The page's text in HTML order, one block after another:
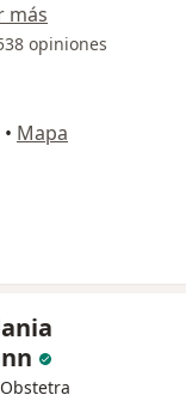
más
opiniones
• Mapa